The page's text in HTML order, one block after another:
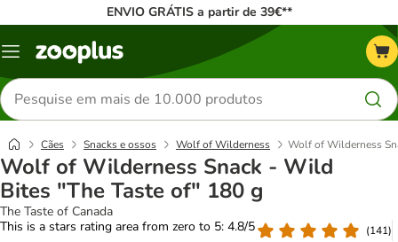
ENVIO GRÁTIS a partir de 39€**
Menu
Pesquisar
produtos
Cães Snacks e ossos Wolf of Wilderness Wolf of Wilderness
Wolf of Wilderness Snack - Wild
Bites "The Taste of" 180 g
The Taste of Canada
This is a stars rating area from zero to 5: 4.8/5
(141)